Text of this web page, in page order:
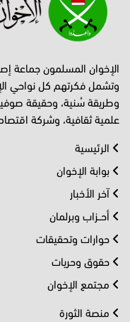
الإخوان المسلمون جماعة
وتشمل فكرتهم كل نواحي
وطريقة سُنية، وحقيقة
علمية ثقافية، وشركة
الرئيسية
بوابة الإخوان
آخر الأخبار
أحــزاب وبرلمان
حوارات وتحقيقات
حقوق وحريات
مجتمع الإخوان
منصة الثورة